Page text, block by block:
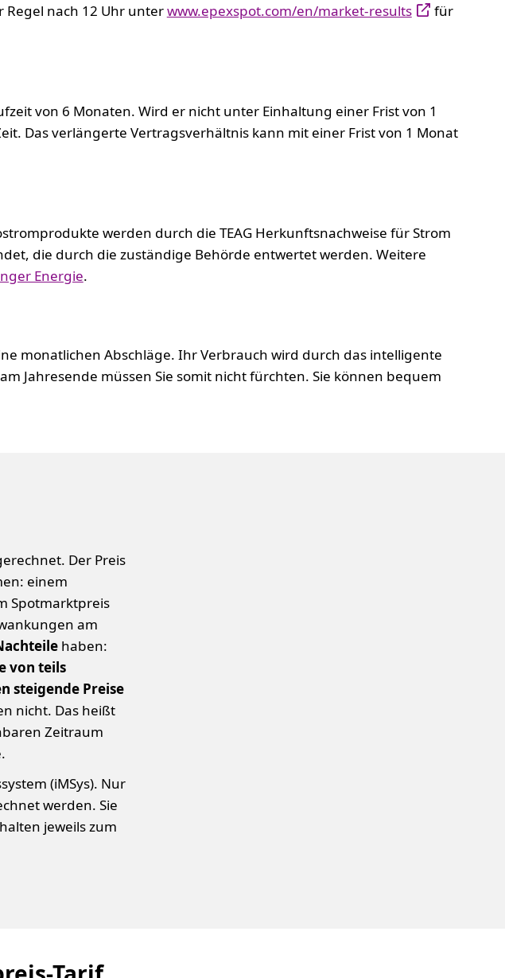
Regel nach 12 Uhr unterwww.epexspot.com/en/market-results
für
von 6 Monaten. Wird er nicht unter Einhaltung einer Frist von 1
Das verlängerte Vertragsverhältnis kann mit einer Frist von 1 Monat
werden durch die TEAG Herkunftsnachweise für Strom
die durch die zuständige Behörde entwertet werden. Weitere
Energie.
monatlichen Abschläge. Ihr Verbrauch wird durch das intelligente
Jahresende müssen Sie somit nicht fürchten. Sie können bequem
Der Preis
einem
Spotmarktpreis
am
haben:
von teils
steigende Preise
nicht. Das heißt
Zeitraum
(iMSys). Nur
werden. Sie
jeweils zum